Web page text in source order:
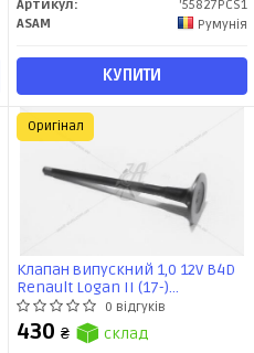
Артикул:
'55827PCS1
ASAM
Румунія
КУПИТИ
Клапан випускний 1,0 12V B4D
Renault Logan II (17-)
(132025296R) Renault
0 відгуків
430 ₴ склад
Оригінал